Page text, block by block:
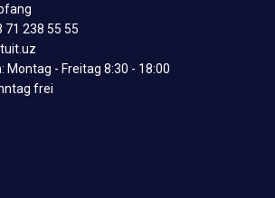
71 238 55 55
Montag - Freitag 8:30 - 18:00
frei